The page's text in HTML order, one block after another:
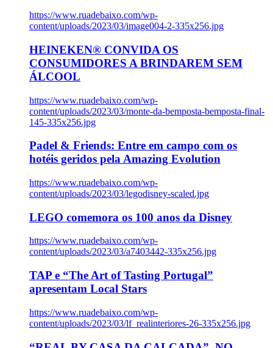
https://www.ruadebaixo.com/wp-
content/uploads/2023/03/image004-2-335x256.jpg
HEINEKEN® CONVIDA OS
CONSUMIDORES A BRINDAREM SEM
ÁLCOOL
https://www.ruadebaixo.com/wp-
content/uploads/2023/03/monte-da-bemposta-bemposta-final-
145-335x256.jpg
Padel & Friends: Entre em campo com os
hotéis geridos pela Amazing Evolution
https://www.ruadebaixo.com/wp-
content/uploads/2023/03/legodisney-scaled.jpg
LEGO comemora os 100 anos da Disney
https://www.ruadebaixo.com/wp-
content/uploads/2023/03/a7403442-335x256.jpg
TAP e “The Art of Tasting Portugal”
apresentam Local Stars
https://www.ruadebaixo.com/wp-
content/uploads/2023/03/lf_realinteriores-26-335x256.jpg